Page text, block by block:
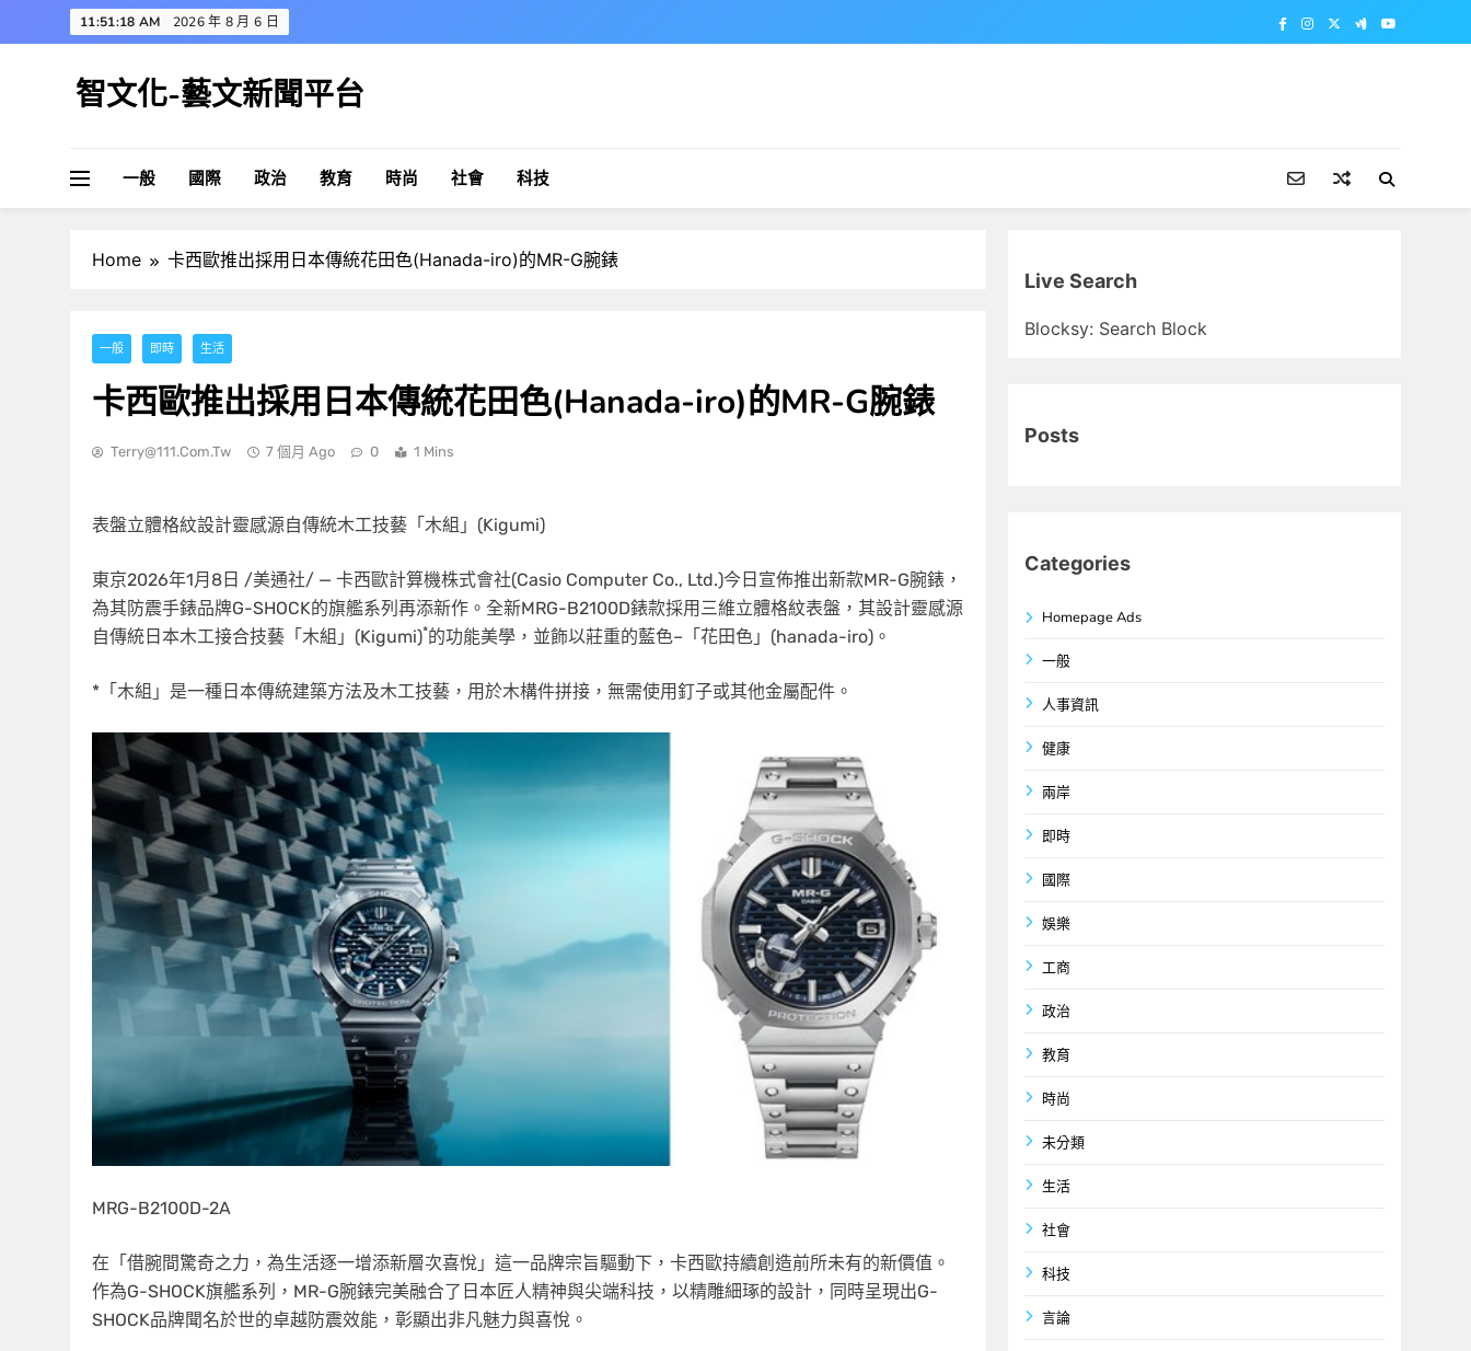
to
11:51:18 AM 2026 年 8 月 6 日
智文化-藝文新聞平台
一般 國際 政治 教育 時尚 社會 科技
Home 卡西歐推出採用日本傳統花田色(Hanada-iro)的MR-G腕錶
一般 即時 生活
卡西歐推出採用日本傳統花田色(Hanada-iro)的MR-G腕錶
Terry@111.com.tw 7 個月 Ago 0 1 Mins
表盤立體格紋設計靈感源自傳統木工技藝「木組」(Kigumi)
東京2026年1月8日 /美通社/ — 卡西歐計算機株式會社(Casio Computer Co., Ltd.)今日宣佈推出新款MR-G腕錶，
為其防震手錶品牌G-SHOCK的旗艦系列再添新作。全新MRG-B2100D錶款採用三維立體格紋表盤，其設計靈感源
自傳統日本木工接合技藝「木組」(Kigumi)*的功能美學，並飾以莊重的藍色–「花田色」(hanada-iro)。
*「木組」是一種日本傳統建築方法及木工技藝，用於木構件拼接，無需使用釘子或其他金屬配件。
MRG-B2100D-2A
在「借腕間驚奇之力，為生活逐一增添新層次喜悅」這一品牌宗旨驅動下，卡西歐持續創造前所未有的新價值。
作為G-SHOCK旗艦系列，MR-G腕錶完美融合了日本匠人精神與尖端科技，以精雕細琢的設計，同時呈現出G-
SHOCK品牌聞名於世的卓越防震效能，彰顯出非凡魅力與喜悅。
Live Search
Blocksy: Search Block
Posts
Categories
Homepage Ads
一般
人事資訊
健康
兩岸
即時
國際
娛樂
工商
政治
教育
時尚
未分類
生活
社會
科技
言論